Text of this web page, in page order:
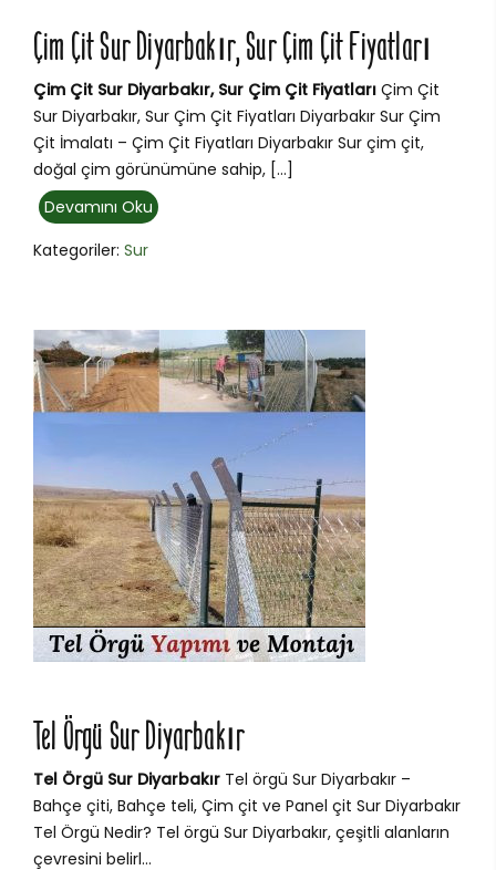
Çim Çit Sur Diyarbakır, Sur Çim Çit Fiyatları
Çim Çit Sur Diyarbakır, Sur Çim Çit Fiyatları Çim Çit
Sur Diyarbakır, Sur Çim Çit Fiyatları Diyarbakır Sur Çim
Çit İmalatı – Çim Çit Fiyatları Diyarbakır Sur çim çit,
doğal çim görünümüne sahip, […]
Devamını Oku
Kategoriler: Sur
Tel Örgü Sur Diyarbakır
Tel Örgü Sur Diyarbakır Tel örgü Sur Diyarbakır –
Bahçe çiti, Bahçe teli, Çim çit ve Panel çit Sur Diyarbakır
Tel Örgü Nedir? Tel örgü Sur Diyarbakır, çeşitli alanların
çevresini belirl...